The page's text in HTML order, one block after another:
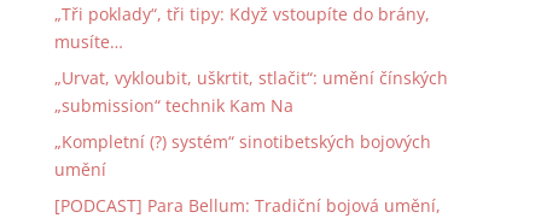
„Tři poklady“, tři tipy: Když vstoupíte do brány,
musíte…
„Urvat, vykloubit, uškrtit, stlačit“: umění čínských
„submission“ technik Kam Na
„Kompletní (?) systém“ sinotibetských bojových
umění
[PODCAST] Para Bellum: Tradiční bojová umění,